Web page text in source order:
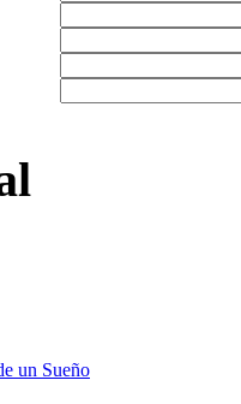
un Sueño